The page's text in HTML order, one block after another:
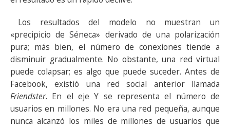
Los resultados del modelo no muestran un
«precipicio de Séneca» derivado de una polarización
pura; más bien, el número de conexiones tiende a
disminuir gradualmente. No obstante, una red virtual
puede colapsar; es algo que puede suceder. Antes de
Facebook, existió una red social anterior llamada
Friendster. En el eje Y se representa el número de
usuarios en millones. No era una red pequeña, aunque
nunca alcanzó los miles de millones de usuarios que